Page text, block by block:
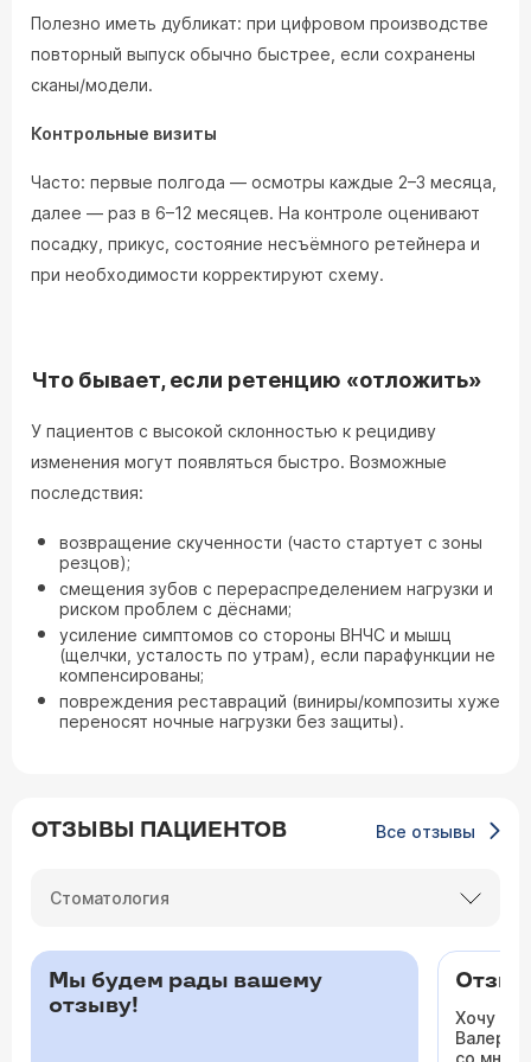
Полезно иметь дубликат: при цифровом производстве
повторный выпуск обычно быстрее, если сохранены
сканы/модели.
Контрольные визиты
Часто: первые полгода — осмотры каждые 2–3 месяца,
далее — раз в 6–12 месяцев. На контроле оценивают
посадку, прикус, состояние несъёмного ретейнера и
при необходимости корректируют схему.
Что бывает, если ретенцию «отложить»
У пациентов с высокой склонностью к рецидиву
изменения могут появляться быстро. Возможные
последствия:
возвращение скученности (часто стартует с зоны
резцов);
смещения зубов с перераспределением нагрузки и
риском проблем с дёснами;
усиление симптомов со стороны ВНЧС и мышц
(щелчки, усталость по утрам), если парафункции не
компенсированы;
повреждения реставраций (виниры/композиты хуже
переносят ночные нагрузки без защиты).
ОТЗЫВЫ ПАЦИЕНТОВ Все отзывы
Стоматология
Мы будем рады вашему
отзыву!
Хочу
со мной